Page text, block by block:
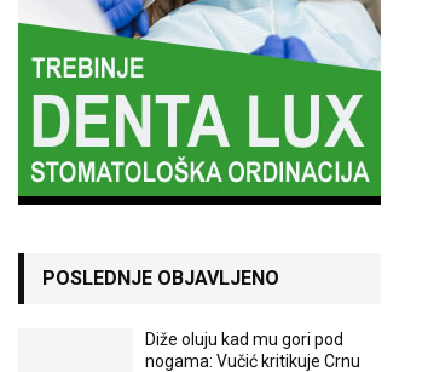
POSLEDNJE OBJAVLJENO
Diže oluju kad mu gori pod
nogama: Vučić kritikuje Crnu